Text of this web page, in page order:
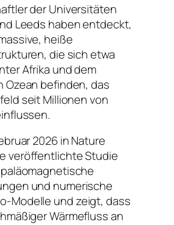
der Universitäten
Leeds haben entdeckt,
heiße
die sich etwa
Afrika und dem
Ozean befinden, das
seit Millionen von
2026 inNature
veröffentlichte Studie
und numerische
Modelle und zeigt, dass
Wärmefluss an